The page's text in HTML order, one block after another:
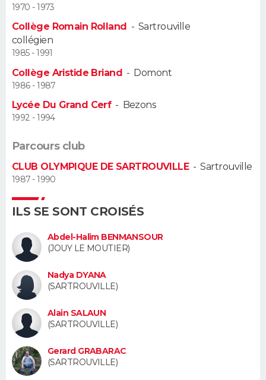
Alimentation
Guide de la santé
Maladies
Médicaments
Sommeil
VOYAGE
Destinations
City break
Voyage nature
Voyage de noces
Forum
Climat
+
PHOTO
GUIDES D'ACHAT
BONS PLANS
Carte de Noël
Carte Bonne année
Carte Saint-Valentin
Carte Pâques
Carte d'anniversaire
DICTIONNAIRE
S'inscrire
Se connecter
Lycées
Collèges
Primaires
Universités
Entreprises
Service militaire
Avis de recherche
AVIS DE DÉCÈS
FORUM
Bricolage
Lifestyle
Culture
Sport
Auto
Television
Voyage
Cinema
1970 - 1973
Collège Romain Rolland - Sartrouville
collégien
1985 - 1991
Collège Aristide Briand - Domont
1986 - 1987
Lycée Du Grand Cerf- Bezons
1992 - 1994
Parcours club
CLUB OLYMPIQUE DE SARTROUVILLE-Sartrouville
1987 - 1990
ILS SE SONT CROISÉS
Abdel-Halim BENMANSOUR
(JOUY LE MOUTIER)
Nadya DYANA
(SARTROUVILLE)
Alain SALAUN
(SARTROUVILLE)
Gerard GRABARAC
(SARTROUVILLE)